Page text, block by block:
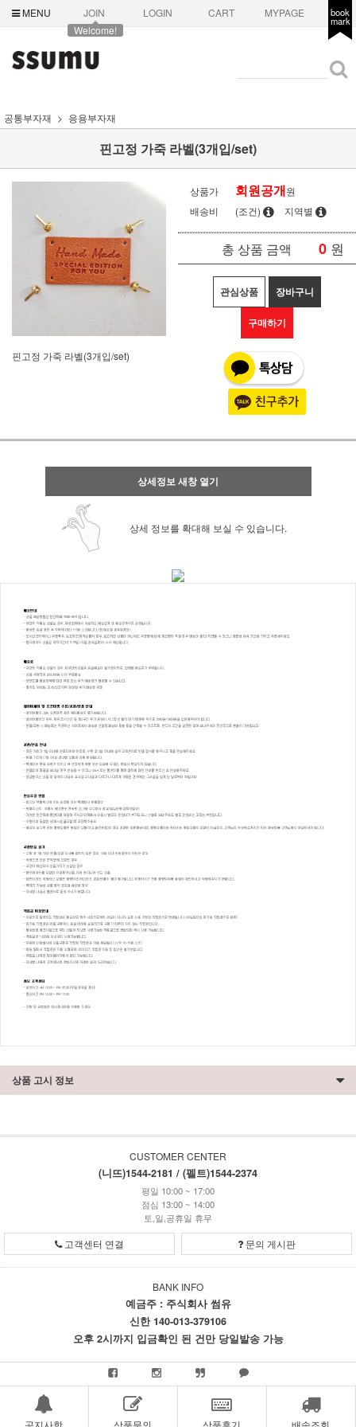
MENU
JOIN
Welcome!
LOGIN CART MYPAGE book
mark
공통부자재 응용부자재
핀고정 가죽 라벨(3개입/set)
핀고정 가죽 라벨(3개입/set)
상품가 회원공개원
배송비
(조건) 지역별
총 상품 금액 0 원
관심상품 장바구니
구매하기
상세정보 새창 열기
상세 정보를 확대해 보실 수 있습니다.
상품 고시 정보
CUSTOMER CENTER
(니뜨)1544-2181 / (펠트)1544-2374
평일 10:00 ~ 17:00
점심 13:00 ~ 14:00
토,일,공휴일 휴무
고객센터 연결 문의 게시판
BANK INFO
예금주 : 주식회사 썸유
신한 140-013-379106
오후 2시까지 입금확인 된 건만 당일발송 가능
공지사항 상품문의 상품후기 배송조회